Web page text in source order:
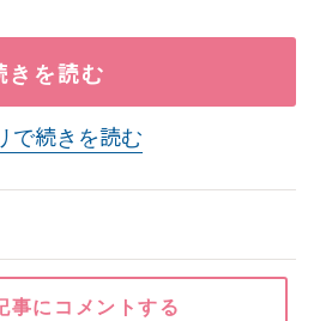
きを読む
で続きを読む
事にコメントする